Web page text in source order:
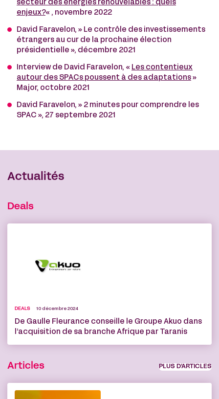
secteur des énergies renouvelables : quels
enjeux?« , novembre 2022
David Faravelon, » Le contrôle des investissements
étrangers au cur de la prochaine élection
présidentielle », décembre 2021
Interview de David Faravelon, « Les contentieux
autour des SPACs poussent à des adaptations »
Major, octobre 2021
David Faravelon, » 2 minutes pour comprendre les
SPAC », 27 septembre 2021
Actualités
Deals
DEALS 10 décembre 2024
De Gaulle Fleurance conseille le Groupe Akuo dans
l’acquisition de sa branche Afrique par Taranis
Articles PLUS D’ARTICLES